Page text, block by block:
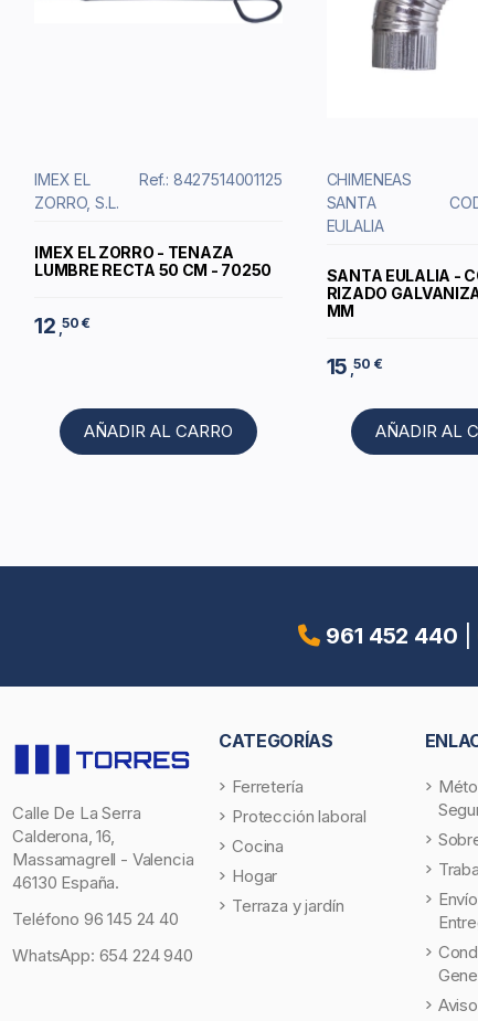
IMEX EL
ZORRO, S.L.
Ref.: 8427514001125
IMEX EL ZORRO - TENAZA
LUMBRE RECTA 50 CM - 70250
12 ,50 €
AÑADIR AL CARRO
CHIMENEAS
SANTA
EULALIA
SANTA EULALIA -
RIZADO
MM
15 ,50 €
AÑADIR AL
961 452 440
Calle De La Serra
Calderona, 16,
Massamagrell - Valencia
46130 España.
Teléfono 96 145 24 40
WhatsApp: 654 224 940
CATEGORÍAS
Ferretería
Protección laboral
Cocina
Hogar
Terraza y jardín